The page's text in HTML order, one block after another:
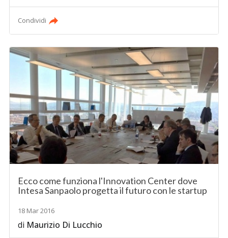
Condividi
Ecco come funziona l'Innovation Center dove
Intesa Sanpaolo progetta il futuro con le startup
18 Mar 2016
di Maurizio Di Lucchio